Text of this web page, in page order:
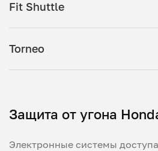
Fit Shuttle
Torneo
Защита от угона
Электронные системы